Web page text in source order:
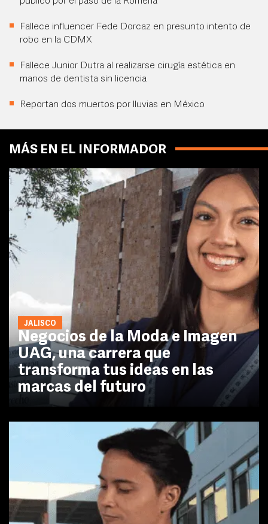
Fallece influencer Fede Dorcaz en presunto intento de
robo en la CDMX
Fallece Junior Dutra al realizarse cirugía estética en
manos de dentista sin licencia
Reportan dos muertos por lluvias en México
MÁS EN EL INFORMADOR
JALISCO
Negocios de la Moda e Imagen
UAG, una carrera que
transforma tus ideas en las
marcas del futuro